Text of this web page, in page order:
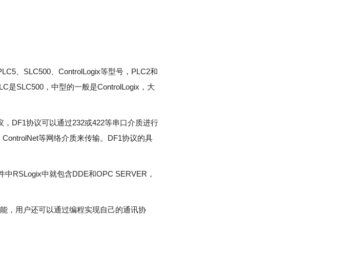
、SLC500、ControlLogix等型号，PLC2和
是SLC500，中型的一般是ControlLogix，大
DF1协议可以通过232或422等串口介质进行
等网络介质来传输。DF1协议的具
RSLogix中就包含DDE和OPC SERVER，
，用户还可以通过编程实现自己的通讯协